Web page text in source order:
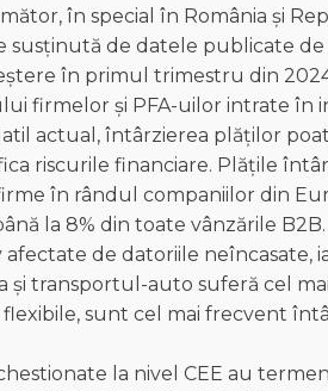
în special în România și
susținută de datele publicate
în primul trimestru din
firmelor și PFA-uilor intrate în
actual, întârzierea plăților
riscurile financiare. Plățile
în rândul companiilor din
la 8% din toate vânzările
afectate de datoriile neîncasate,
transportul-auto suferă cel
sunt cel mai frecvent
la nivel CEE au